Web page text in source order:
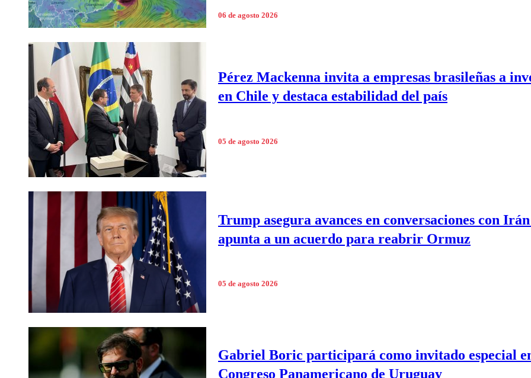
06 de agosto 2026
Pérez Mackenna invita a empresas brasileñas a
en Chile y destaca estabilidad del país
05 de agosto 2026
Trump asegura avances en conversaciones con
apunta a un acuerdo para reabrir Ormuz
05 de agosto 2026
Gabriel Boric participará como invitado especial
Congreso Panamericano de Uruguay